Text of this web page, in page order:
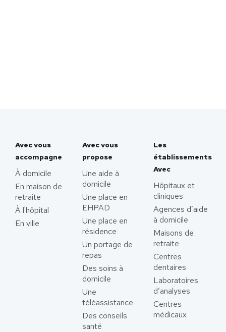
Avec vous
accompagne
À domicile
En maison de
retraite
À l'hôpital
En ville
Avec vous
propose
Une aide à
domicile
Une place en
EHPAD
Une place en
résidence
Un portage de
repas
Des soins à
domicile
Une
téléassistance
Des conseils
santé
Les
établissements
Avec
Hôpitaux et
cliniques
Agences d’aide
à domicile
Maisons de
retraite
Centres
dentaires
Laboratoires
d’analyses
Centres
médicaux